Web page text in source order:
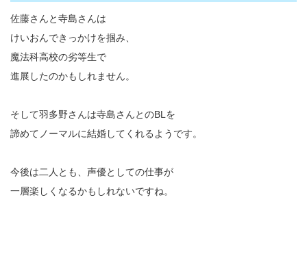
佐藤さんと寺島さんは
けいおんできっかけを掴み、
魔法科高校の劣等生で
進展したのかもしれません。
そして羽多野さんは寺島さんとのBLを
諦めてノーマルに結婚してくれるようです。
今後は二人とも、声優としての仕事が
一層楽しくなるかもしれないですね。